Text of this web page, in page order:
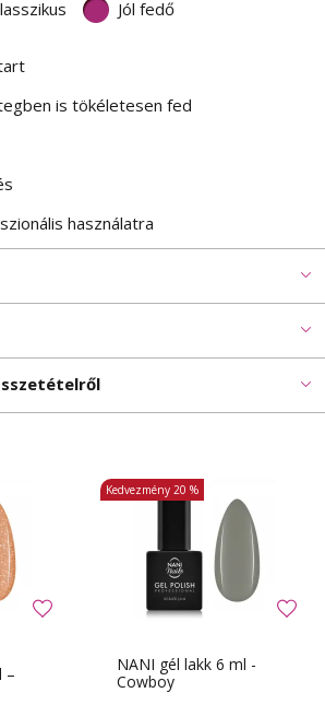
Jól fedő
is tökéletesen fed
használatra
–
NANI gél lakk 6 ml -
Cowboy
Kedvezmény 20 %